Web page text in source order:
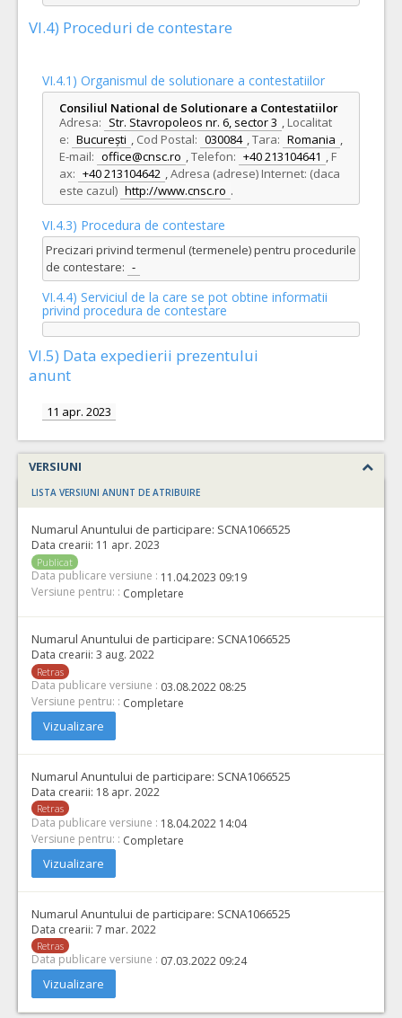
VI.4) Proceduri de contestare
VI.4.1) Organismul de solutionare a contestatiilor
Consiliul National de Solutionare a Contestatiilor
Adresa: Str. Stavropoleos nr. 6, sector 3 , Localitat
e: București , Cod Postal: 030084 ,Tara: Romania ,
E-mail: office@cnsc.ro ,Telefon: +40 213104641 , F
ax: +40 213104642 ,Adresa (adrese) Internet: (daca
este cazul) http://www.cnsc.ro .
VI.4.3) Procedura de contestare
Precizari privind termenul (termenele) pentru procedurile
de contestare: -
VI.4.4) Serviciul de la care se pot obtine informatii
privind procedura de contestare
VI.5) Data expedierii prezentului
anunt
11 apr. 2023
VERSIUNI
LISTA VERSIUNI ANUNT DE ATRIBUIRE
Numarul Anuntului de participare: SCNA1066525
Data crearii: 11 apr. 2023
Publicat
Data publicare versiune : 11.04.2023 09:19
Versiune pentru: : Completare
Numarul Anuntului de participare: SCNA1066525
Data crearii: 3 aug. 2022
Retras
Data publicare versiune : 03.08.2022 08:25
Versiune pentru: : Completare
Vizualizare
Numarul Anuntului de participare: SCNA1066525
Data crearii: 18 apr. 2022
Retras
Data publicare versiune : 18.04.2022 14:04
Versiune pentru: : Completare
Vizualizare
Numarul Anuntului de participare: SCNA1066525
Data crearii: 7 mar. 2022
Retras
Data publicare versiune : 07.03.2022 09:24
Vizualizare